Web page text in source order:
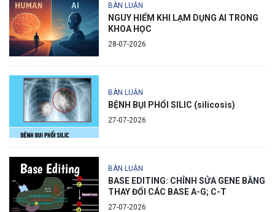
BÀN LUẬN
NGUY HIỂM KHI LẠM DỤNG AI TRONG
KHOA HỌC
28-07-2026
BÀN LUẬN
BỆNH BỤI PHỔI SILIC (silicosis)
27-07-2026
BÀN LUẬN
BASE EDITING: CHỈNH SỬA GENE BẰNG
THAY ĐỔI CÁC BASE A-G; C-T
27-07-2026